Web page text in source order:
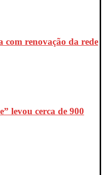
com renovação da rede
levou cerca de 900